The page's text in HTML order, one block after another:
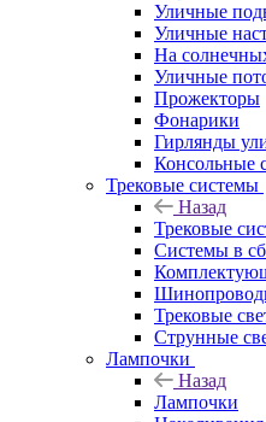
Уличные
Уличные
На
Уличные
Прожекторы
Фонарики
Гирлянды
Консольные
Трековые системы
Назад
Трековые
Системы в
Трековые
Струнные
Лампочки
Назад
Лампочки